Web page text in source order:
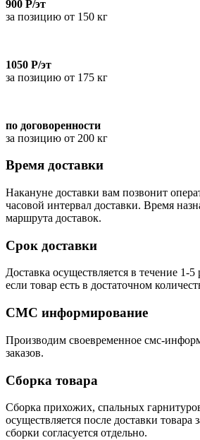
900 Р/эт
за позицию от 150 кг
1050 Р/эт
за позицию от 175 кг
по договоренности
за позицию от 200 кг
Время доставки
Накануне доставки вам позвонит
часовой интервал доставки. Время
маршрута доставок.
Срок доставки
Доставка осуществляется в течение 1-
если товар есть в достаточном
СМС информирование
Производим своевременное смс-
заказов.
Сборка товара
Сборка прихожих, спальных
осуществляется после доставки товара
сборки согласуется отдельно.